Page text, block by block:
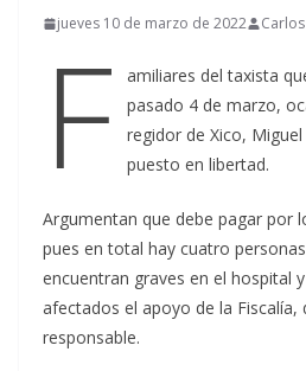
jueves 10 de marzo de 2022
F
amiliares del taxista
pasado 4 de marzo,
regidor de Xico,
puesto en libertad.
Argumentan que debe pagar por
pues en total hay cuatro
encuentran graves en el hospital
afectados el apoyo de la Fiscalía,
responsable.